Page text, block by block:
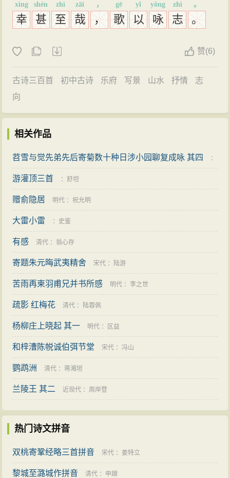
幸
xìng
甚
shén
至
zhì
哉
zāi
，
，
歌
gē
以
yǐ
咏
yǒng
志
zhì
。
。
赞(6)
古诗三百首 初中古诗 乐府 写景 山水 抒情
志
向
相关作品
苕雪与觉先弟先后寄菊数十种日涉小园聊复成咏 其四 ：
陈曾寿
游灌顶三首 ： 舒坦
赠俞隐居 明代 ：祝允明
大雷小雷 ： 史鉴
有感 清代 ： 翁心存
寄题朱元晦武夷精舍 宋代 ： 陆游
苦雨再柬羽甫兄并书所感 明代 ：李之世
疏影 红梅花 清代 ： 陆蓉佩
杨柳庄上晓起 其一 明代 ： 区益
和梓漕陈帨诚伯弭节堂 宋代 ：冯山
鹦鹉洲 清代 ：蒋湘垣
兰陵王 其二 近现代 ： 周岸登
热门诗文拼音
双桃寄鞏经略三首拼音 宋代 ：姜特立
黎城至潞城作拼音 清代 ： 申颋